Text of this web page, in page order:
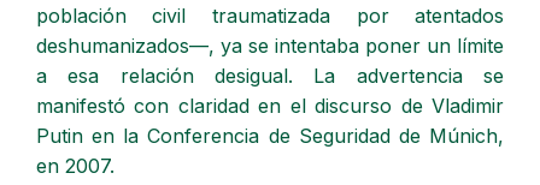
población civil traumatizada por atentados
deshumanizados—, ya se intentaba poner un límite
a esa relación desigual. La advertencia se
manifestó con claridad en el discurso de Vladimir
Putin en la Conferencia de Seguridad de Múnich,
en 2007.